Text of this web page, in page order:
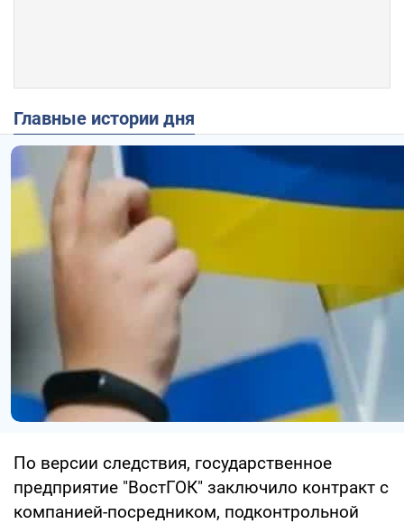
Главные истории дня
По версии следствия, государственное
предприятие "ВостГОК" заключило контракт с
компанией-посредником, подконтрольной